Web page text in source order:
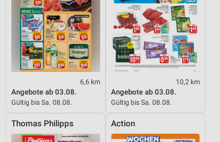
6,6 km
Angebote ab 03.08.
Gültig bis Sa. 08.08.
10,2 km
Angebote ab 03.08.
Gültig bis Sa. 08.08.
Thomas Philipps Action